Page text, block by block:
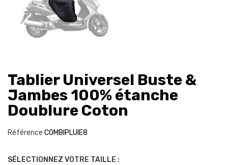
Tablier Universel Buste &
Jambes 100% étanche
Doublure Coton
Référence COMBIPLUIE8
SÉLECTIONNEZ VOTRE TAILLE :